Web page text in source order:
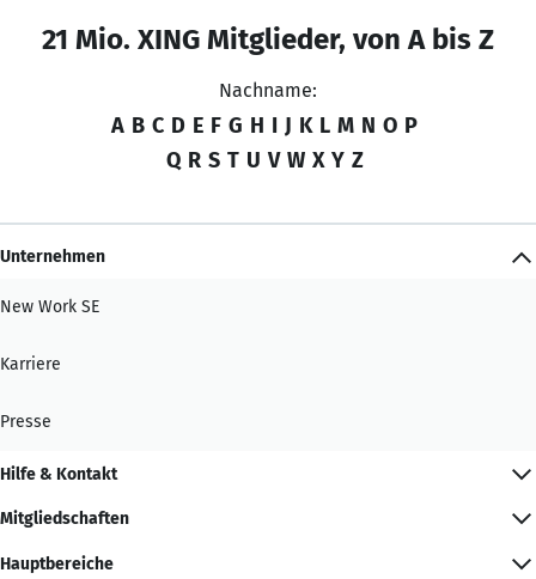
21 Mio. XING Mitglieder, von A bis Z
Nachname:
A B C D E F G H I J K L M N O P
Q R S T U V W X Y Z
Unternehmen
New Work SE
Karriere
Presse
Hilfe & Kontakt
Mitgliedschaften
Hauptbereiche